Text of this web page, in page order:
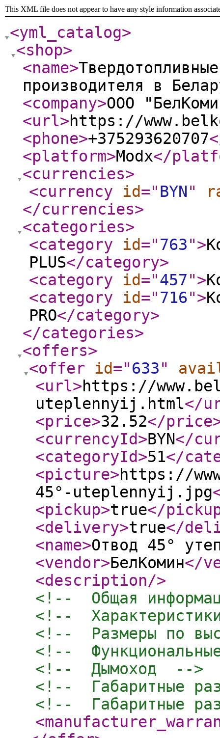
This XML file does not appear to have any style information
<yml_catalog>
<shop>
<name>
производителя в
<company>ООО
<url>https://
<phone>+375293620707
<platform>Modx</
<currencies>
<currency
id="BYN"
</currencies>
<categories>
<category
id="763">
PLUS</category>
<category
id="457">
<category
id="716">
PRO</category>
</categories>
<offers>
<offer
id="633"
<url>https://
uteplennyij.html</
<price>32.52</price
<currencyId>BYN</
<categoryId>51</
<picture>https://
45°-uteplennyij.jpg
<pickup>true</
<delivery>true</
<name>Отвод 45°
<vendor>БелКомин</
<description/>
<!--  Общая
<!--
<!--  Размеры по
<!--
<!--  Дымоход  -->
<!--  Габаритные
<!--  Габаритные